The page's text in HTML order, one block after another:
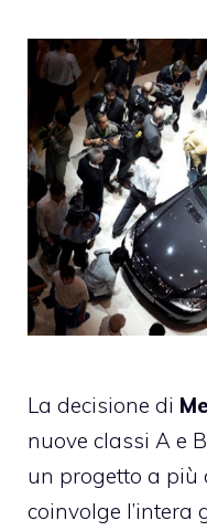
La decisione di
nuove classi A e
un progetto a più
coinvolge l’intera